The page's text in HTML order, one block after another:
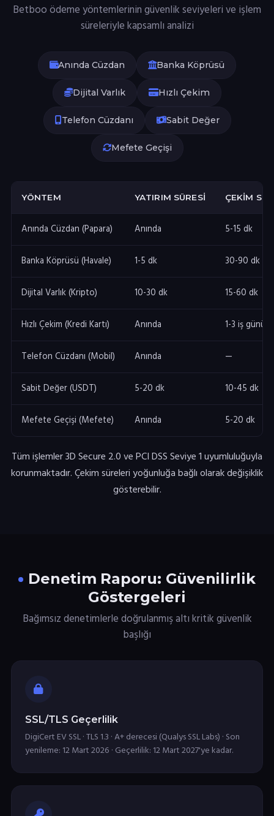
Betboo ödeme yöntemlerinin güvenlik seviyeleri ve işlem
süreleriyle kapsamlı analizi
Anında Cüzdan Banka Köprüsü
Dijital Varlık Hızlı Çekim
Telefon Cüzdanı Sabit Değer
Mefete Geçişi
YÖNTEM YATIRIM SÜRESI ÇEKIM
Anında Cüzdan (Papara) Anında 5-15 dk
Banka Köprüsü (Havale) 1-5 dk 30-90 dk
Dijital Varlık (Kripto) 10-30 dk 15-60 dk
Hızlı Çekim (Kredi Kartı) Anında 1-3 iş günü
Telefon Cüzdanı (Mobil) Anında —
Sabit Değer (USDT) 5-20 dk 10-45 dk
Mefete Geçişi (Mefete) Anında 5-20 dk
Tüm işlemler 3D Secure 2.0 ve PCI DSS Seviye 1 uyumluluğuyla
korunmaktadır. Çekim süreleri yoğunluğa bağlı olarak değişiklik
gösterebilir.
Denetim Raporu: Güvenilirlik
Göstergeleri
Bağımsız denetimlerle doğrulanmış altı kritik güvenlik
başlığı
SSL/TLS Geçerlilik
DigiCert EV SSL · TLS 1.3 · A+ derecesi (Qualys SSL Labs) · Son
yenileme: 12 Mart 2026 · Geçerlilik: 12 Mart 2027'ye kadar.